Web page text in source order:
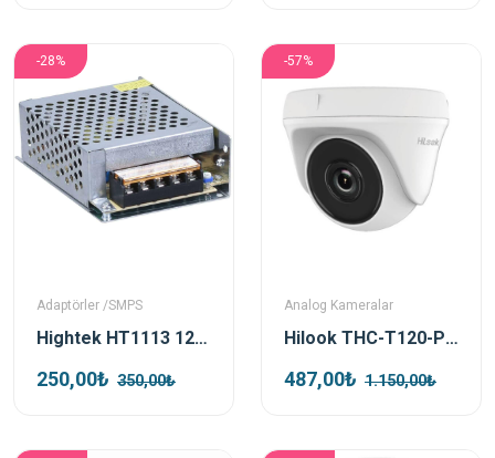
-28%
Adaptörler /SMPS
Hightek HT1113 12V 5A Metal Kasa Smps Apaptör
250,00₺ 350,00₺
-57%
Analog Kameralar
Hilook THC-T120-PC 2MP 2.8mm Analog HD IR Dome Kamera
487,00₺ 1.150,00₺